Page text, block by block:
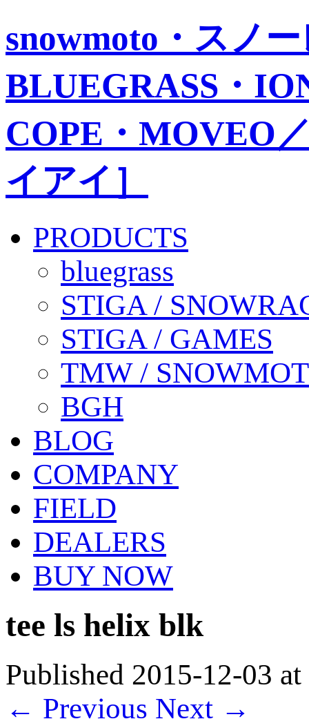
snowmoto・スノ
BLUEGRASS・
COPE・MOVEO
イアイ］
PRODUCTS
bluegrass
STIGA /
STIGA / GAMES
TMW /
BGH
BLOG
COMPANY
FIELD
DEALERS
BUY NOW
tee ls helix blk
Published 2015-12-03 at
← Previous Next →